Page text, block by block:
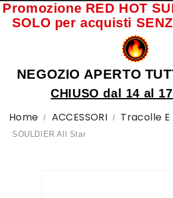
Promozione RED HOT
SOLO per acquisti
NEGOZIO APERTO
CHIUSO dal 14 al
Home ACCESSORI Tracolle
SOULDIER All Star